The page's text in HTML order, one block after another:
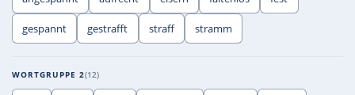
gespannt gestrafft straff stramm
WORTGRUPPE 2 12